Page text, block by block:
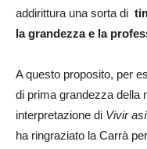
addirittura una sorta di
la grandezza e la
A questo proposito, per
di prima grandezza della
interpretazione di Vivir
ha ringraziato la Carrà